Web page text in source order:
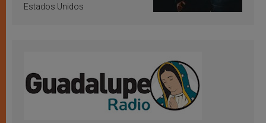
Estados Unidos